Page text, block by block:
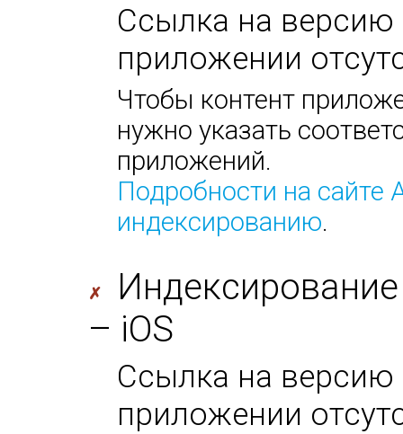
Ссылка на версию
приложении
Чтобы контент
нужно указать
приложений.
Подробности на сайте
индексированию.
✗
– iOS
Ссылка на версию
приложении